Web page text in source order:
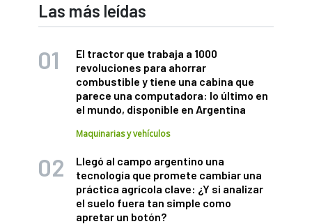
Las más leídas
El tractor que trabaja a 1000
revoluciones para ahorrar
combustible y tiene una cabina que
parece una computadora: lo último en
el mundo, disponible en Argentina
Maquinarias y vehículos
Llegó al campo argentino una
tecnología que promete cambiar una
práctica agrícola clave: ¿Y si analizar
el suelo fuera tan simple como
apretar un botón?